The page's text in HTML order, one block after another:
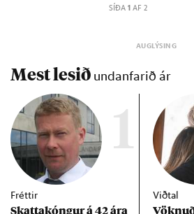
SÍÐA 1AF 2
Mest lesið undanfarið ár
1
Fréttir
Skattakóng­ur á 42 ára
Viðtal